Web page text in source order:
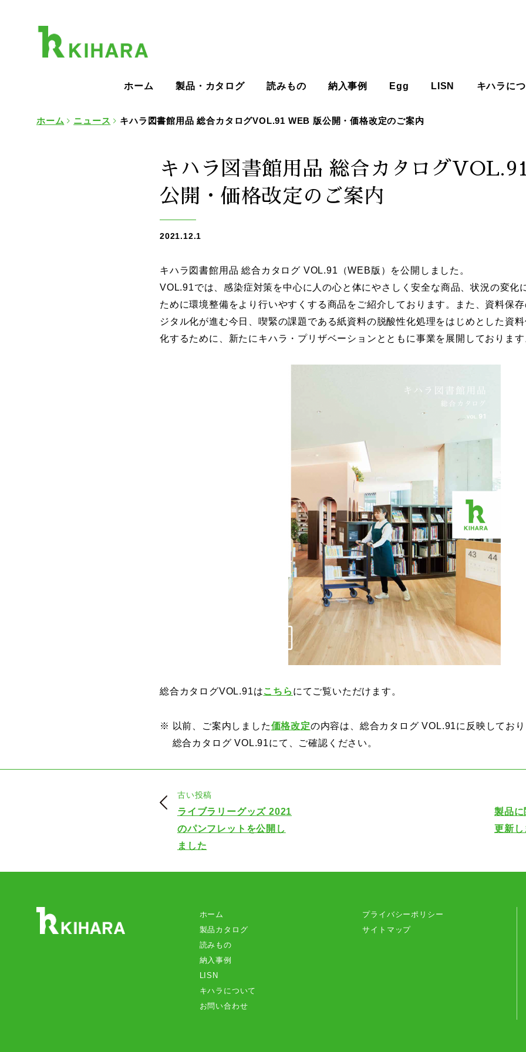
ホーム 製品・カタログ 読みもの 納入事例 Egg LISN キハラに
ホーム ニュース キハラ図書館用品 総合カタログVOL.91 WEB 版公開・価格改定のご案内
キハラ図書館用品 総合カタログ
公開・価格改定のご案内
2021.12.1
キハラ図書館用品 総合カタログ VOL.91（WEB版）を公開しました。
VOL.91では、感染症対策を中心に人の心と体にやさしく安全な商品、状況の変化
ために環境整備をより行いやすくする商品をご紹介しております。また、資料保
ジタル化が進む今日、喫緊の課題である紙資料の脱酸性化処理をはじめとした資
化するために、新たにキハラ・プリザベーションとともに事業を展開しておりま
総合カタログVOL.91はこちら にてご覧いただけます。
※ 以前、ご案内しました価格改定の内容は、総合カタログ VOL.91に反映してお
総合カタログ VOL.91にて、ご確認ください。
古い投稿
ライブラリーグッズ 2021
のパンフレットを公開し
ました
製品
更新
ホーム
製品カタログ
読みもの
納入事例
LISN
キハラについて
お問い合わせ
プライバシーポリシー
サイトマップ